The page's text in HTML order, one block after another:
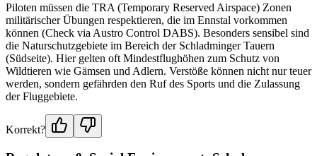
Piloten müssen die TRA (Temporary Reserved Airspace) Zonen
militärischer Übungen respektieren, die im Ennstal vorkommen
können (Check via Austro Control DABS). Besonders sensibel sind
die Naturschutzgebiete im Bereich der Schladminger Tauern
(Südseite). Hier gelten oft Mindestflughöhen zum Schutz von
Wildtieren wie Gämsen und Adlern. Verstöße können nicht nur teuer
werden, sondern gefährden den Ruf des Sports und die Zulassung
der Fluggebiete.
Korrekt?